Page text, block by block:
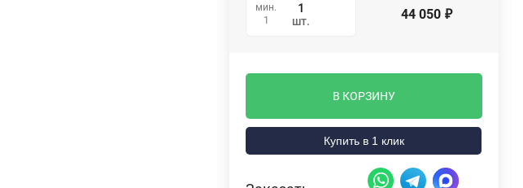
мин.
1
шт. 44 050 ₽
В КОРЗИНУ
Купить в 1 клик